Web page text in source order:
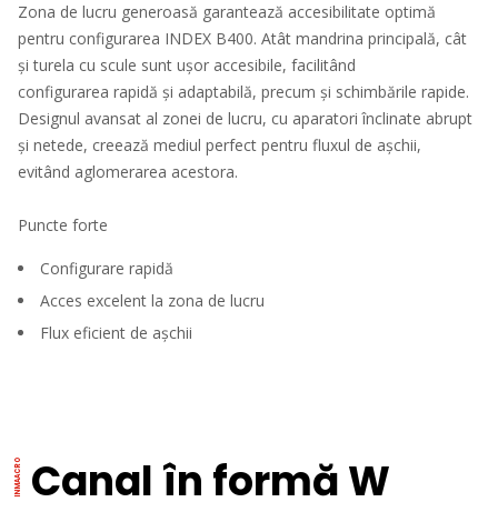
Zona de lucru generoasă garantează accesibilitate optimă
pentru configurarea INDEX B400. Atât mandrina principală, cât
și turela cu scule sunt ușor accesibile, facilitând
configurarea rapidă și adaptabilă, precum și schimbările rapide.
Designul avansat al zonei de lucru, cu aparatori înclinate abrupt
și netede, creează mediul perfect pentru fluxul de așchii,
evitând aglomerarea acestora.
Puncte forte
Configurare rapidă
Acces excelent la zona de lucru
Flux eficient de așchii
Canal în formă W